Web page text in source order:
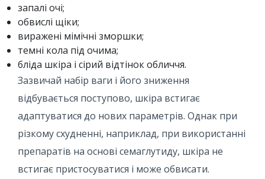
запалі очі;
обвислі щіки;
виражені мімічні зморшки;
темні кола під очима;
бліда шкіра і сірий відтінок обличчя.
Зазвичай набір ваги і його зниження
відбувається поступово, шкіра встигає
адаптуватися до нових параметрів. Однак при
різкому схудненні, наприклад, при використанні
препаратів на основі семаглутиду, шкіра не
встигає пристосуватися і може обвисати.